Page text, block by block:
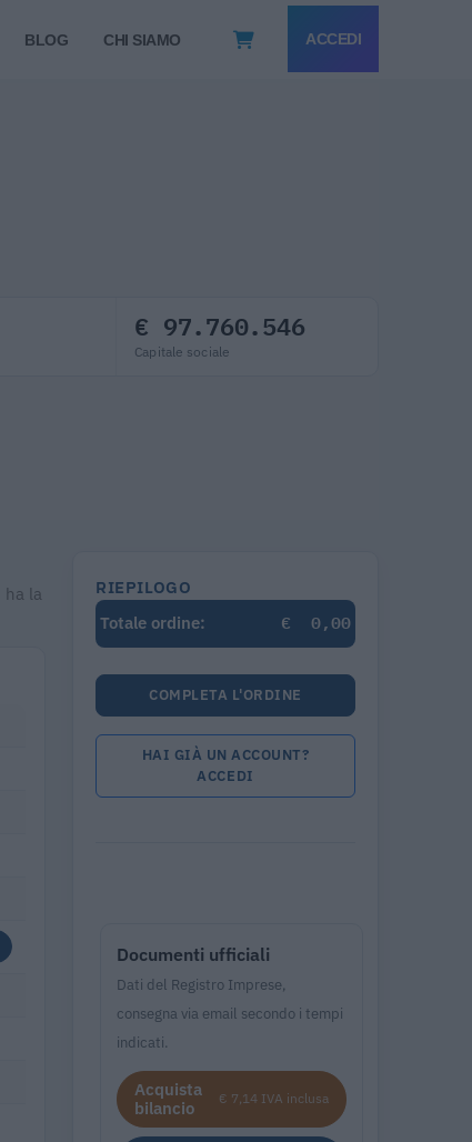
BLOG CHI SIAMO ACCEDI
€ 97.760.546
Capitale sociale
la
RIEPILOGO
Totale ordine:
€ 0,00
COMPLETA L'ORDINE
HAI GIÀ UN ACCOUNT?
ACCEDI
Documenti ufficiali
Dati del Registro Imprese,
consegna via email secondo i tempi
indicati.
Acquista
bilancio
€ 7,14 IVA inclusa